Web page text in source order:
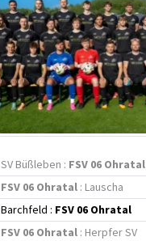
SV Büßleben : FSV 06 Ohratal
FSV 06 Ohratal : Lauscha
Barchfeld : FSV 06 Ohratal
FSV 06 Ohratal : Herpfer SV